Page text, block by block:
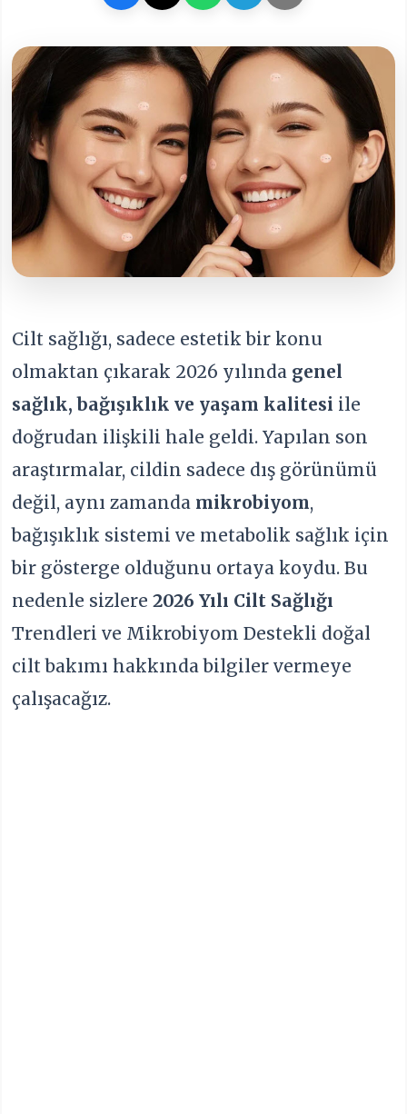
Cilt sağlığı, sadece estetik bir konu
olmaktan çıkarak 2026 yılında genel
sağlık, bağışıklık ve yaşam kalitesi ile
doğrudan ilişkili hale geldi. Yapılan son
araştırmalar, cildin sadece dış görünümü
değil, aynı zamanda mikrobiyom,
bağışıklık sistemi ve metabolik sağlık için
bir gösterge olduğunu ortaya koydu. Bu
nedenle sizlere2026 Yılı Cilt Sağlığı
Trendleri ve Mikrobiyom Destekli doğal
cilt bakımı hakkında bilgiler vermeye
çalışacağız.